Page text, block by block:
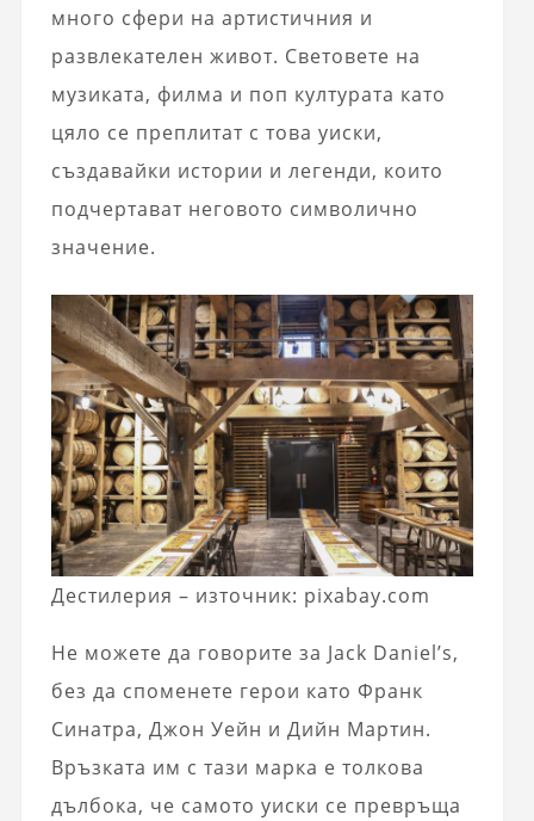
много сфери на артистичния и
развлекателен живот. Световете на
музиката, филма и поп културата като
цяло се преплитат с това уиски,
създавайки истории и легенди, които
подчертават неговото символично
значение.
Дестилерия – източник: pixabay.com
Не можете да говорите за Jack Daniel’s,
без да споменете герои като Франк
Синатра, Джон Уейн и Дийн Мартин.
Връзката им с тази марка е толкова
дълбока, че самото уиски се превръща